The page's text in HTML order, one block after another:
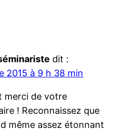
dit :
2015 à 9 h 38 min
merci de votre
! Reconnaissez que
même assez étonnant